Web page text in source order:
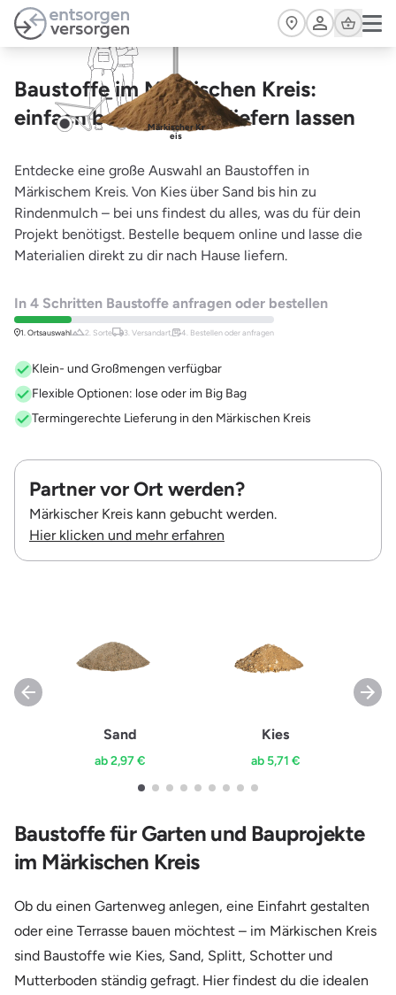
Zum Hauptinhalt springen
Cart
Baustoffe im Märkischen Kreis:
einfach bestellen und liefern lassen
Märkischer Kr
eis
Entdecke eine große Auswahl an Baustoffen in
Märkischem Kreis. Von Kies über Sand bis hin zu
Rindenmulch – bei uns findest du alles, was du für dein
Projekt benötigst. Bestelle bequem online und lasse die
Materialien direkt zu dir nach Hause liefern.
In 4 Schritten Baustoffe anfragen oder bestellen
1. Ortsauswahl 2. Sorte 3. Versandart, 4. Bestellen oder anfragen
Klein- und Großmengen verfügbar
Flexible Optionen: lose oder im Big Bag
Termingerechte Lieferung in den Märkischen Kreis
Partner vor Ort werden?
Märkischer Kreis kann gebucht werden.
Hier klicken und mehr erfahren
Sand
ab 2,97 €
Kies
ab 5,71 €
Baustoffe für Garten und Bauprojekte
im Märkischen Kreis
Ob du einen Gartenweg anlegen, eine Einfahrt gestalten
oder eine Terrasse bauen möchtest – im Märkischen Kreis
sind Baustoffe wie Kies, Sand, Splitt, Schotter und
Mutterboden ständig gefragt. Hier findest du die idealen